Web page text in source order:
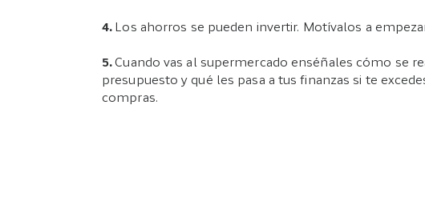
4. Los ahorros se pueden invertir. Motívalos a
5.Cuando vas al supermercado enséñales cómo se
presupuesto y qué les pasa a tus finanzas si te
compras.